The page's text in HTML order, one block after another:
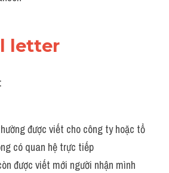
letter
được viết cho công ty hoặc tổ
có quan hệ trực tiếp
được viết mới người nhận mình